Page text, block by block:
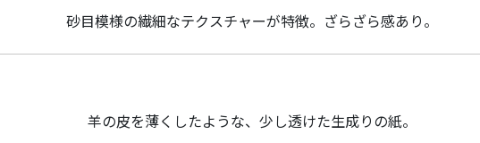
砂目模様の繊細なテクスチャーが特徴。ざらざら感あり。
羊の皮を薄くしたような、少し透けた生成りの紙。